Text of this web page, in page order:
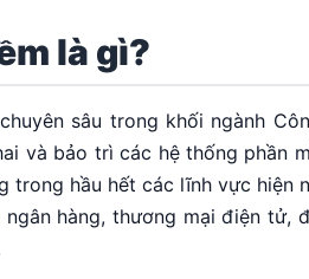
là gì?
sâu trong khối ngành
và bảo trì các hệ thống phần
trong hầu hết các lĩnh vực
hàng, thương mại điện tử,